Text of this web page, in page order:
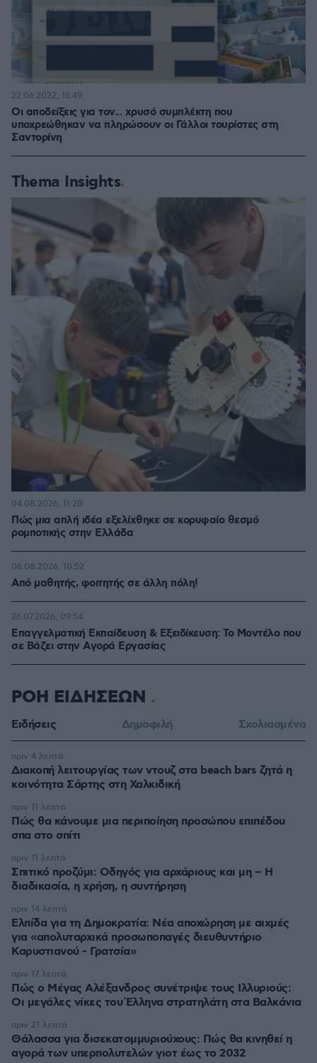
Οι αποδείξεις για τον... χρυσό συμπλέκτη που
υποχρεώθηκαν να πληρώσουν οι Γάλλοι τουρίστες στη
Σαντορίνη
22.06.2022, 16:49
Thema Insights
Πώς μια απλή ιδέα εξελίχθηκε σε κορυφαίο θεσμό
ρομποτικής στην Ελλάδα
04.08.2026, 11:20
Από μαθητής, φοιτητής σε άλλη πόλη!
06.08.2026, 10:52
Επαγγελματική Εκπαίδευση & Εξειδίκευση: Το Mοντέλο που
σε Bάζει στην Aγορά Eργασίας
26.07.2026, 09:54
ΡΟΗ ΕΙΔΗΣΕΩΝ
Ειδήσεις Δημοφιλή Σχολιασμένα
Διακοπή λειτουργίας των ντουζ στα beach bars ζητά η
κοινότητα Σάρτης στη Χαλκιδική
πριν 4 λεπτά
Πώς θα κάνουμε μια περιποίηση προσώπου επιπέδου
σπα στο σπίτι
πριν 11 λεπτά
Σπιτικό προζύμι: Οδηγός για αρχάριους και μη – Η
διαδικασία, η χρήση, η συντήρηση
πριν 11 λεπτά
Ελπίδα για τη Δημοκρατία: Νέα αποχώρηση με αιχμές
για «απολυταρχικά προσωποπαγές διευθυντήριο
Καρυστιανού - Γρατσία»
πριν 14 λεπτά
Πώς ο Μέγας Αλέξανδρος συνέτριψε τους Ιλλυριούς:
Οι μεγάλες νίκες του Έλληνα στρατηλάτη στα Βαλκάνια
πριν 17 λεπτά
Θάλασσα για δισεκατομμυριούχους: Πώς θα κινηθεί η
αγορά των υπερπολυτελών γιοτ έως το 2032
πριν 21 λεπτά